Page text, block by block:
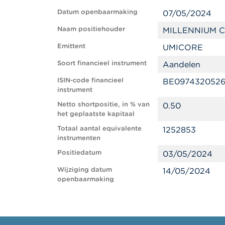
Datum openbaarmaking 07/05/2024
Naam positiehouder MILLENNIUM
Emittent UMICORE
Soort financieel instrument Aandelen
ISIN-code financieel
instrument
BE0974320526
Netto shortpositie, in % van
het geplaatste kapitaal
0.50
Totaal aantal equivalente
instrumenten
1252853
Positiedatum 03/05/2024
Wijziging datum
openbaarmaking
14/05/2024